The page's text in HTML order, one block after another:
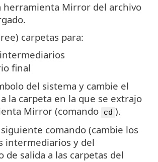
herramienta Mirror del archivo
carpetas para:
final
del sistema y cambie el
la carpeta en la que se extrajo
Mirror (comando
cd ).
comando (cambie los
intermediarios y del
de salida a las carpetas del